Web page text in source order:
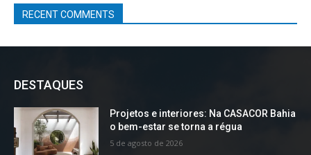
RECENT COMMENTS
DESTAQUES
Projetos e interiores: Na CASACOR Bahia
o bem-estar se torna a régua
5 de agosto de 2026